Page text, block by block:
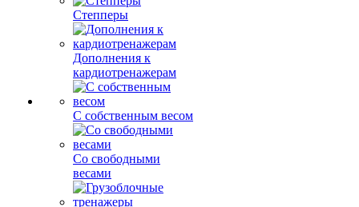
Степперы
Дополнения к
кардиотренажерам
С собственным весом
Со свободными
весами